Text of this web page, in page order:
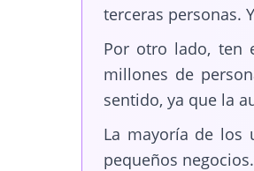
terceras personas.
Por otro lado, ten
millones de
sentido, ya que la
La mayoría de los
pequeños